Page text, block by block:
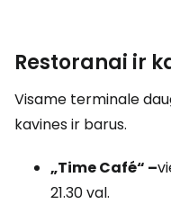
Restoranai ir
Visame terminale
kavines ir barus.
„Time Café“ –
21.30 val.